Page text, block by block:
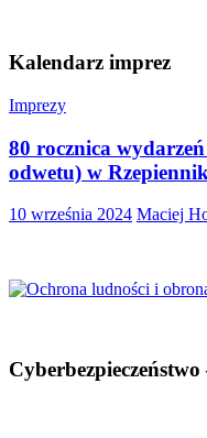
Kalendarz imprez
Imprezy
80 rocznica
odwetu) w
10 września 2024 Maciej